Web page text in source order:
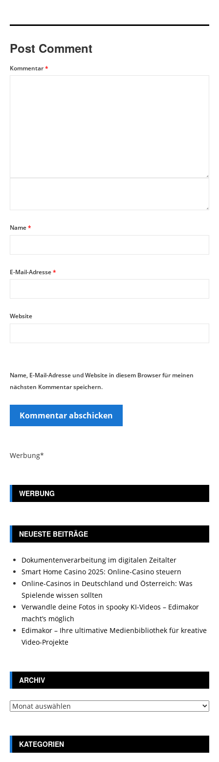
Post Comment
Kommentar*
Name*
E-Mail-Adresse*
Website
Name, E-Mail-Adresse und Website in diesem Browser für meinen
nächsten Kommentar speichern.
Werbung*
WERBUNG
NEUESTE BEITRÄGE
Dokumentenverarbeitung im digitalen Zeitalter
Smart Home Casino 2025: Online-Casino steuern
Online-Casinos in Deutschland und Österreich: Was
Spielende wissen sollten
Verwandle deine Fotos in spooky KI-Videos – Edimakor
macht’s möglich
Edimakor – Ihre ultimative Medienbibliothek für kreative
Video-Projekte
ARCHIV
Archiv
KATEGORIEN